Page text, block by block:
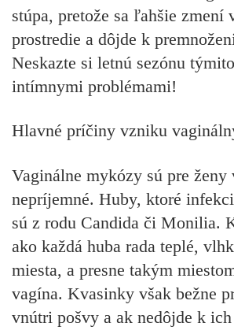
stúpa, pretože sa ľahšie zmení
prostredie a dôjde k
Neskazte si letnú sezónu
intímnymi problémami!
Hlavné príčiny vzniku
Vaginálne mykózy sú pre ženy
nepríjemné. Huby, ktoré
sú z rodu Candida či Monilia.
ako každá huba rada teplé,
miesta, a presne takým
vagína. Kvasinky však bežne
vnútri pošvy a ak nedôjde k